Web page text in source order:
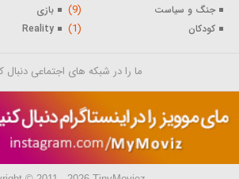
جنگ و سیاست (9) بازی
کودکان (1)
Reality
ما را در شبکه های اجتماعی دنبال